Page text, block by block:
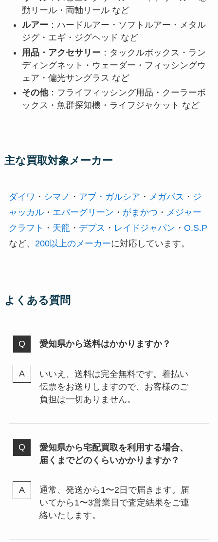
動リール・両軸リール など
ルアー ：ハードルアー・ソフトルアー・メタル
ジグ・エギ・ジグヘッド など
用品・アクセサリー ：タックルボックス・ラン
ディングネット・ウェーダー・フィッシングウ
ェア・偏光サングラス など
その他：フライフィッシング用品・クーラーボ
ックス・魚群探知機・ライフジャケット など
主な買取対象メーカー
ダイワ ・ シマノ ・ アブ・ガルシア ・ メガバス ・ ジ
ャッカル・ エバーグリーン ・ がまかつ ・ メジャー
クラフト ・ 天龍・ デプス ・ レイドジャパン ・ O.S.P
など、 200以上のメーカーに対応しています。
よくある質問
愛知県から送料はかかりますか？
いいえ、送料は完全無料です。着払い
伝票をお送りしますので、お客様のご
負担は一切ありません。
愛知県から宅配買取を利用する場合、
届くまでどのくらいかかりますか？
通常、発送から1〜2日で届きます。届
いてから1〜3営業日で査定結果をご連
絡いたします。